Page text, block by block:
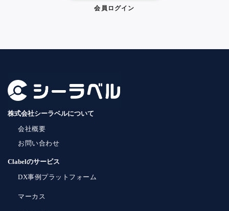
会員ログイン
株式会社シーラベルについて
会社概要
お問い合わせ
Clabelのサービス
DX事例プラットフォーム
マーカス